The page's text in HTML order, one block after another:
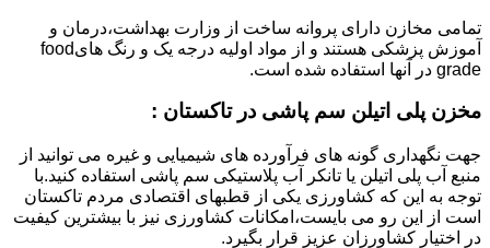
تمامی مخازن دارای پروانه ساخت از وزارت بهداشت،درمان و
آموزش پزشکی هستند و از مواد اولیه درجه یک و رنگ هایfood
grade در آنها استفاده شده است.
مخزن پلی اتیلن سم پاشی در تاکستان :
جهت نگهداری گونه های فرآورده های شیمیایی و غیره می توانید از
منبع آب پلی اتیلن یا تانکر آب پلاستیکی سم پاشی استفاده کنید.با
توجه به این که کشاورزی یکی از قطبهای اقتصادی مردم تاکستان
است از این رو می بایست،امکانات کشاورزی نیز با بیشترین کیفیت
در اختیار کشاورزان عزیز قرار بگیرد.